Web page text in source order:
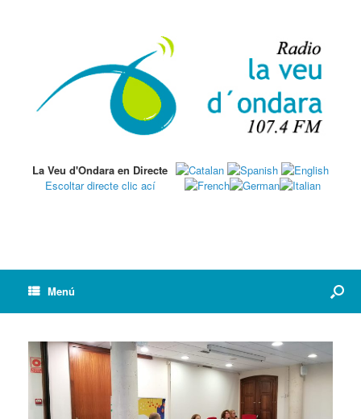
La Veu d'Ondara en Directe
Escoltar directe clic ací
Menú